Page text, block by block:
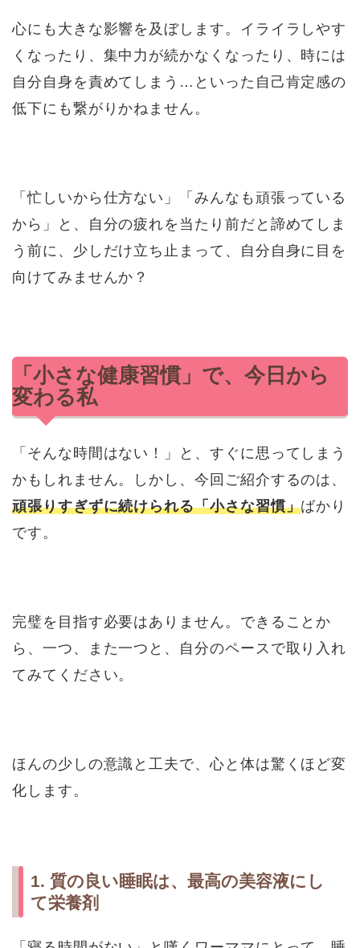
心にも大きな影響を及ぼします。イライラしやす
くなったり、集中力が続かなくなったり、時には
自分自身を責めてしまう…といった自己肯定感の
低下にも繋がりかねません。
「忙しいから仕方ない」「みんなも頑張っている
から」と、自分の疲れを当たり前だと諦めてしま
う前に、少しだけ立ち止まって、自分自身に目を
向けてみませんか？
「小さな健康習慣」で、今日から
変わる私
「そんな時間はない！」と、すぐに思ってしまう
かもしれません。しかし、今回ご紹介するのは、
頑張りすぎずに続けられる「小さな習慣」ばかり
です。
完璧を目指す必要はありません。できることか
ら、一つ、また一つと、自分のペースで取り入れ
てみてください。
ほんの少しの意識と工夫で、心と体は驚くほど変
化します。
1. 質の良い睡眠は、最高の美容液にし
て栄養剤